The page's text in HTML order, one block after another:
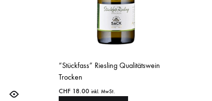
“Stückfass” Riesling Qualitätswein
Trocken
CHF 18.00 inkl. MwSt.